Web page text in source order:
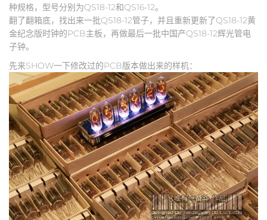
种规格，型号分别为QS18-12和QS16-12。
翻了翻箱底，找出来一批QS18-12管子，并且重新更新了QS18-12黄
金纪念版时钟的PCB主板，再做最后一批中国产QS18-12辉光管电
子钟。
先来SHOW一下修改过的PCB版本做出来的样机：